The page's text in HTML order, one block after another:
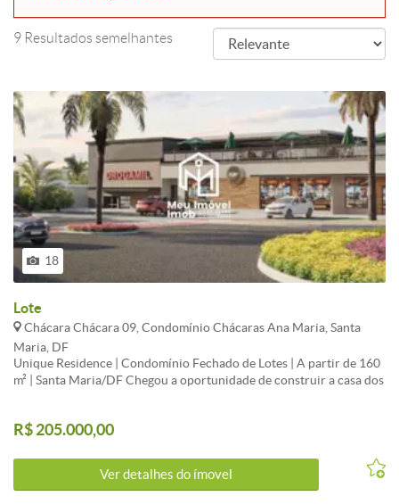
9 Resultados semelhantes
18
Lote
Chácara Chácara 09, Condomínio Chácaras Ana Maria, Santa
Maria, DF
Unique Residence | Condomínio Fechado de Lotes | A partir de 160
m² | Santa Maria/DF Chegou a oportunidade de construir a casa dos
Residence foi planejado para oferecer segurança, lazer completo e
personalizado, em um empreendimento 100% regularizado e com
excelente potencial de valorização. Localizado em Santa Maria/DF,
R$ 205.000,00
Ver detalhes do ímovel